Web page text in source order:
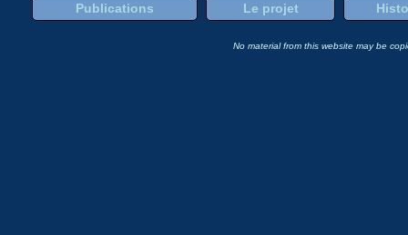
Publications Le projet
No material from this website may be